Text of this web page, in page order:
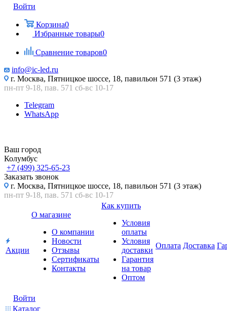
Войти
Корзина0
Избранные товары0
Сравнение товаров0
info@ic-led.ru
г. Москва, Пятницкое шоссе, 18, павильон 571 (3 этаж)
пн-пт 9-18, пав. 571 сб-вс 10-17
Telegram
WhatsApp
Ваш город
Колумбус
+7 (499) 325-65-23
Заказать звонок
г. Москва, Пятницкое шоссе, 18, павильон 571 (3 этаж)
пн-пт 9-18, пав. 571 сб-вс 10-17
Акции
О магазине
О компании
Новости
Отзывы
Сертификаты
Контакты
Как купить
Условия
оплаты
Условия
доставки
Гарантия
на товар
Оптом
Оплата Доставка
Войти
Каталог